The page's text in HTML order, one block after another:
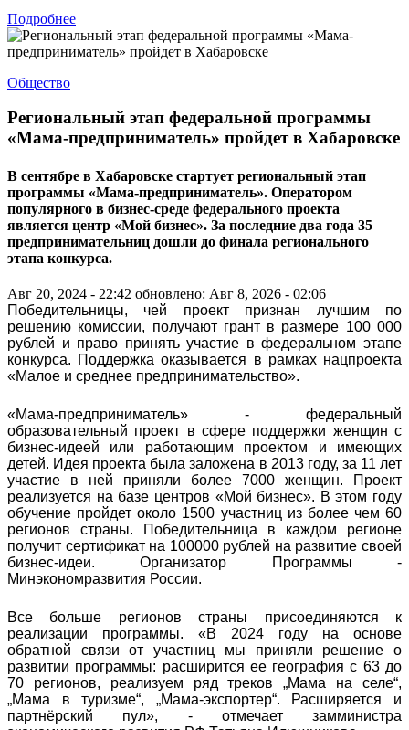
Подробнее
Общество
Региональный этап федеральной программы
«Мама-предприниматель» пройдет в Хабаровске
В сентябре в Хабаровске стартует региональный этап
программы «Мама-предприниматель». Оператором
популярного в бизнес-среде федерального проекта
является центр «Мой бизнес». За последние два года 35
предпринимательниц дошли до финала регионального
этапа конкурса.
Авг 20, 2024 - 22:42 обновлено: Авг 8, 2026 - 02:06
Победительницы, чей проект признан лучшим по
решению комиссии, получают грант в размере 100 000
рублей и право принять участие в федеральном этапе
конкурса. Поддержка оказывается в рамках нацпроекта
«Малое и среднее предпринимательство».
«Мама-предприниматель» - федеральный
образовательный проект в сфере поддержки женщин с
бизнес-идеей или работающим проектом и имеющих
детей. Идея проекта была заложена в 2013 году, за 11 лет
участие в ней приняли более 7000 женщин. Проект
реализуется на базе центров «Мой бизнес». В этом году
обучение пройдет около 1500 участниц из более чем 60
регионов страны. Победительница в каждом регионе
получит сертификат на 100000 рублей на развитие своей
бизнес-идеи. Организатор Программы -
Минэкономразвития России.
Все больше регионов страны присоединяются к
реализации программы. «В 2024 году на основе
обратной связи от участниц мы приняли решение о
развитии программы: расширится ее география с 63 до
70 регионов, реализуем ряд треков „Мама на селе“,
„Мама в туризме“, „Мама-экспортер“. Расширяется и
партнёрский пул», - отмечает замминистра